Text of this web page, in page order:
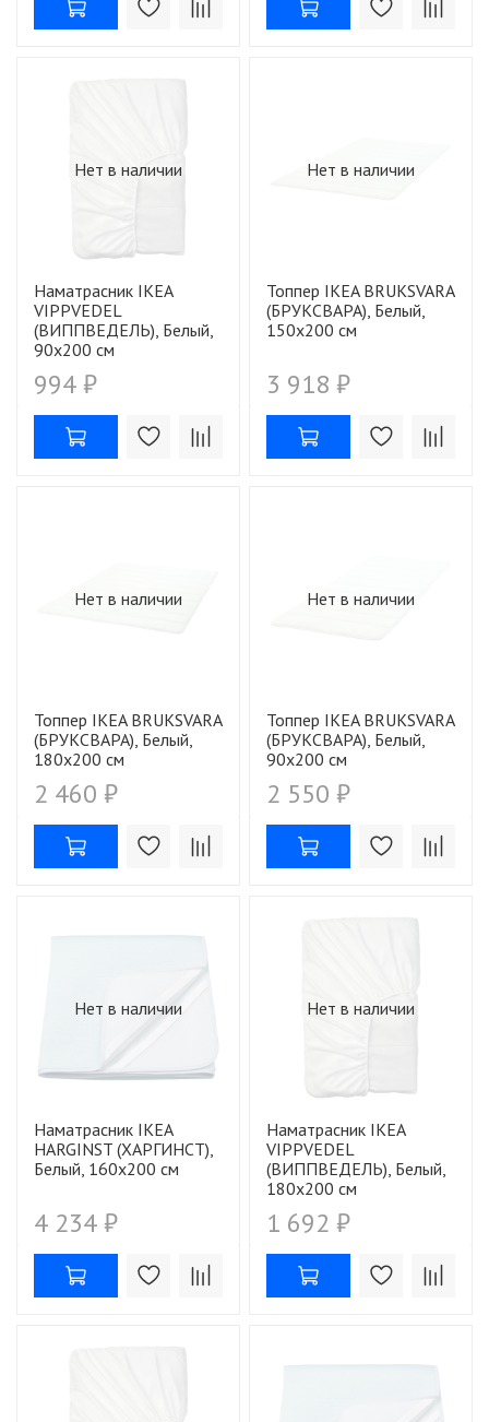
Нет в наличии
Наматрасник IKEA
VIPPVEDEL
(ВИППВЕДЕЛЬ), Белый,
90х200 см
994 ₽
Нет в наличии
Топпер IKEA BRUKSVARA
(БРУКСВАРА), Белый,
150х200 см
3 918 ₽
Нет в наличии
Топпер IKEA BRUKSVARA
(БРУКСВАРА), Белый,
180х200 см
2 460 ₽
Нет в наличии
Топпер IKEA BRUKSVARA
(БРУКСВАРА), Белый,
90х200 см
2 550 ₽
Нет в наличии
Наматрасник IKEA
HARGINST (ХАРГИНСТ),
Белый, 160х200 см
4 234 ₽
Нет в наличии
Наматрасник IKEA
VIPPVEDEL
(ВИППВЕДЕЛЬ), Белый,
180х200 см
1 692 ₽